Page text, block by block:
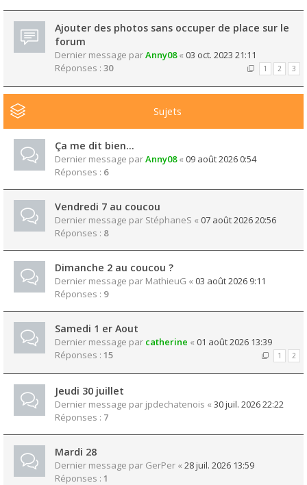
Ajouter des photos sans occuper de place sur le
forum
Dernier message parAnny08« 03 oct. 2023 21:11
Réponses : 30 1 2 3
Sujets
Ça me dit bien...
Dernier message parAnny08« 09 août 2026 0:54
Réponses : 6
Vendredi 7 au coucou
Dernier message par StéphaneS « 07 août 2026 20:56
Réponses : 8
Dimanche 2 au coucou ?
Dernier message par MathieuG « 03 août 2026 9:11
Réponses : 9
Samedi 1 er Aout
Dernier message par catherine « 01 août 2026 13:39
Réponses : 15 1 2
Jeudi 30 juillet
Dernier message par jpdechatenois « 30 juil. 2026 22:22
Réponses : 7
Mardi 28
Dernier message par GerPer « 28 juil. 2026 13:59
Réponses : 1